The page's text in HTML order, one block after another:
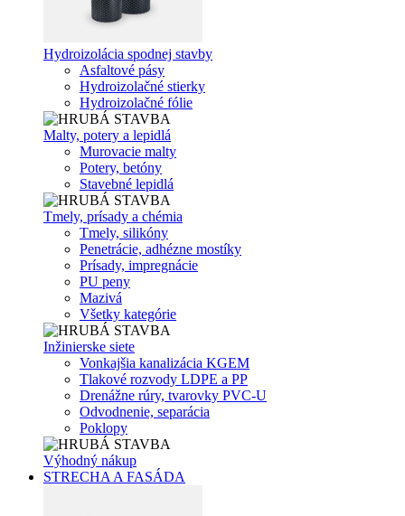
Hydroizolácia spodnej stavby
Asfaltové pásy
Hydroizolačné stierky
Hydroizolačné fólie
Malty, potery a lepidlá
Murovacie malty
Potery, betóny
Stavebné lepidlá
Tmely, prísady a chémia
Tmely, silikóny
Penetrácie, adhézne mostíky
Prísady, impregnácie
PU peny
Mazivá
Všetky kategórie
Inžinierske siete
Vonkajšia kanalizácia KGEM
Tlakové rozvody LDPE a PP
Drenážne rúry, tvarovky PVC-U
Odvodnenie, separácia
Poklopy
Výhodný nákup
STRECHA A FASÁDA